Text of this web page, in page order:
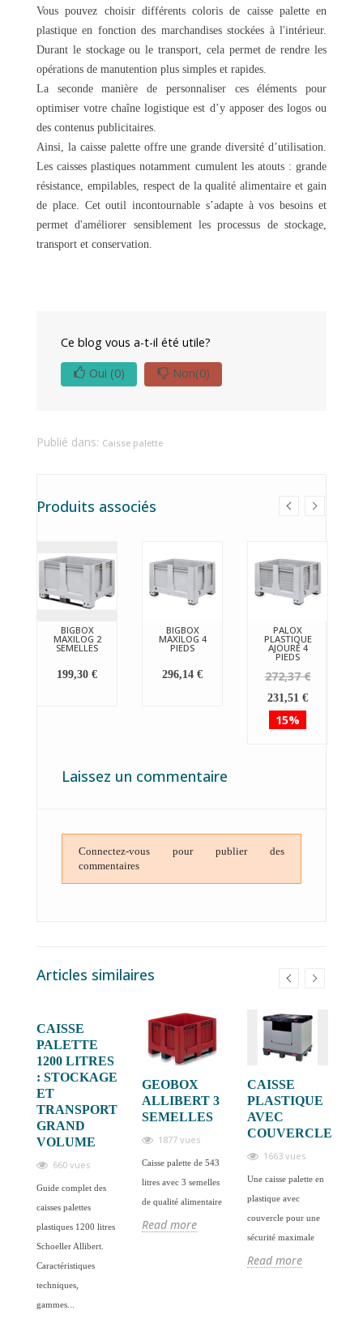
Vous pouvez choisir différents coloris de caisse palette en
plastique en fonction des marchandises stockées à l'intérieur.
Durant le stockage ou le transport, cela permet de rendre les
opérations de manutention plus simples et rapides.
La seconde manière de personnaliser ces éléments pour
optimiser votre chaîne logistique est d’y apposer des logos ou
des contenus publicitaires.
Ainsi, la caisse palette offre une grande diversité d’utilisation.
Les caisses plastiques notamment cumulent les atouts : grande
résistance, empilables, respect de la qualité alimentaire et gain
de place. Cet outil incontournable s’adapte à vos besoins et
permet d'améliorer sensiblement les processus de stockage,
transport et conservation.
Ce blog vous a-t-il été utile?
Oui (0) Non(0)
Publié dans: Caisse palette
Produits associés
BIGBOX
MAXILOG 2
SEMELLES
199,30 €
BIGBOX
MAXILOG 4
PIEDS
296,14 €
PALOX
PLASTIQUE
AJOURÉ 4
PIEDS
272,37 €
231,51 €
15%
Laissez un commentaire
Connectez-vous pour publier des
commentaires
Articles similaires
CAISSE
PALETTE
1200 LITRES
: STOCKAGE
ET
TRANSPORT
GRAND
VOLUME
660 vues
Guide complet des
caisses palettes
plastiques 1200 litres
Schoeller Allibert.
Caractéristiques
techniques,
gammes...
GEOBOX
ALLIBERT 3
SEMELLES
1877 vues
Caisse palette de 543
litres avec 3 semelles
de qualité alimentaire
Read more
CAISSE
PLASTIQUE
AVEC
COUVERCLE
1663 vues
Une caisse palette en
plastique avec
couvercle pour une
sécurité maximale
Read more